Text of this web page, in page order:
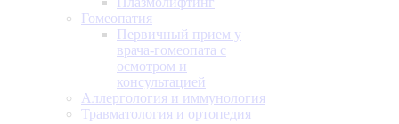
Гомеопатия
Первичный прием у
врача-гомеопата с
осмотром и
консультацией
Аллергология и иммунология
Травматология и ортопедия